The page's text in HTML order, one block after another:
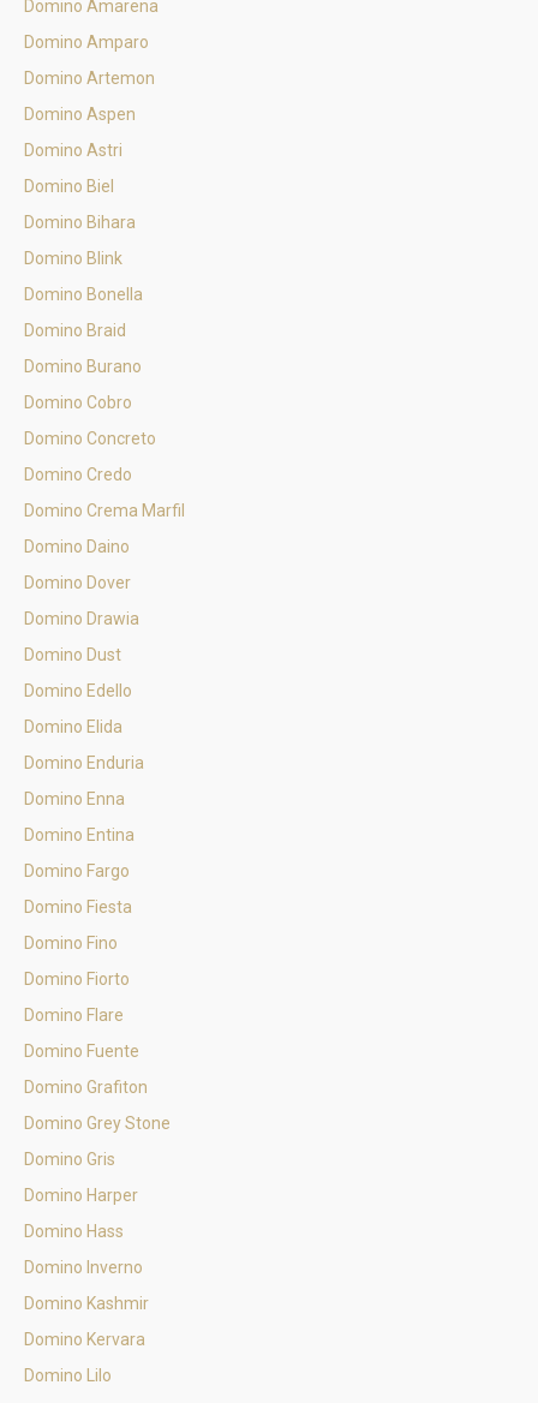
Domino Amarena
Domino Amparo
Domino Artemon
Domino Aspen
Domino Astri
Domino Biel
Domino Bihara
Domino Blink
Domino Bonella
Domino Braid
Domino Burano
Domino Cobro
Domino Concreto
Domino Credo
Domino Crema Marfil
Domino Daino
Domino Dover
Domino Drawia
Domino Dust
Domino Edello
Domino Elida
Domino Enduria
Domino Enna
Domino Entina
Domino Fargo
Domino Fiesta
Domino Fino
Domino Fiorto
Domino Flare
Domino Fuente
Domino Grafiton
Domino Grey Stone
Domino Gris
Domino Harper
Domino Hass
Domino Inverno
Domino Kashmir
Domino Kervara
Domino Lilo